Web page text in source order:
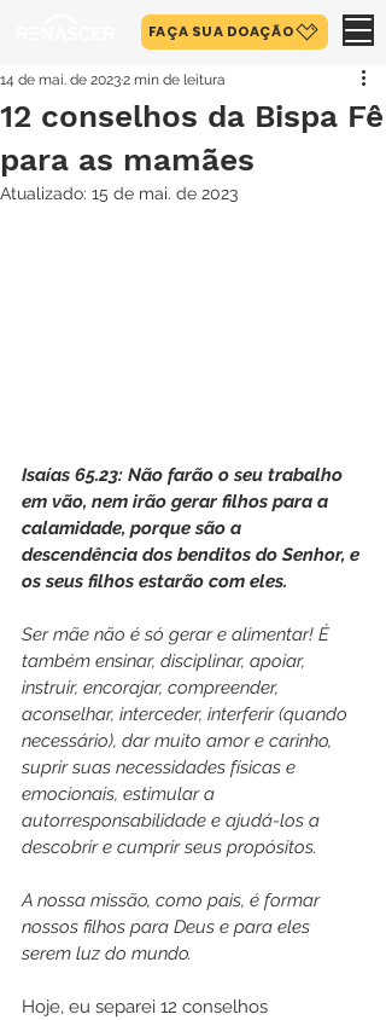
FAÇA SUA DOAÇÃO
12 conselhos da Bispa Fê
para as mamães
14 de mai. de 20232 min de leitura
Atualizado: 15 de mai. de 2023
Isaías 65.23: Não farão o seu trabalho
em vão, nem irão gerar filhos para a
calamidade, porque são a
descendência dos benditos do Senhor, e
os seus filhos estarão com eles.
Ser mãe não é só gerar e alimentar! É
também ensinar, disciplinar, apoiar,
instruir, encorajar, compreender,
aconselhar, interceder, interferir (quando
necessário), dar muito amor e carinho,
suprir suas necessidades físicas e
emocionais, estimular a
autorresponsabilidade e ajudá-los a
descobrir e cumprir seus propósitos.
A nossa missão, como pais, é formar
nossos filhos para Deus e para eles
serem luz do mundo.
Hoje, eu separei 12 conselhos